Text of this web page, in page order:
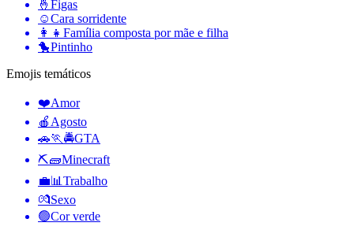
🤞 Figas
☺️Cara sorridente
👩‍👧 Família composta por mãe e filha
🐤Pintinho
Emojis temáticos
❤️Amor
🍎 Agosto
🚗🏃🚔GTA
⛏🧱Minecraft
💼📊 Trabalho
💏Sexo
🟢Cor verde